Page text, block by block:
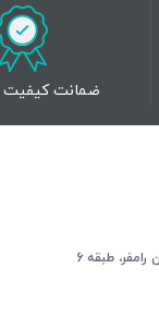
ضمانت کیفیت
طبقه 6